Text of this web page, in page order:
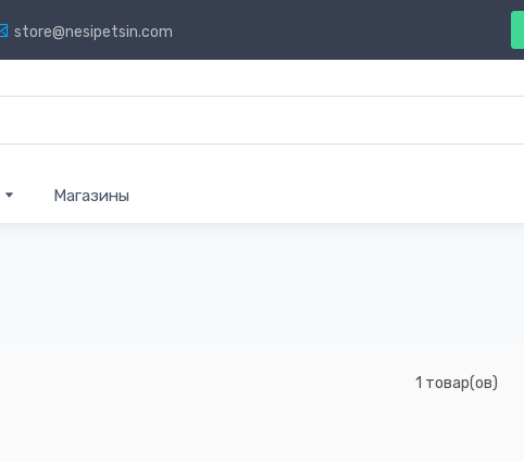
store@nesipetsin.com
Магазины
1 товар(ов)